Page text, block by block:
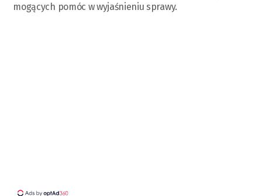
mogących pomóc w wyjaśnieniu sprawy.